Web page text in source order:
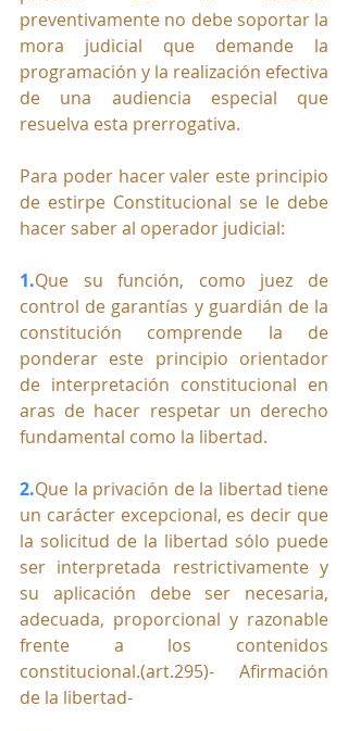
preventivamente no debe soportar la
mora judicial que demande la
programación y la realización efectiva
de una audiencia especial que
resuelva esta prerrogativa.
Para poder hacer valer este principio
de estirpe Constitucional se le debe
hacer saber al operador judicial:
1.Que su función, como juez de
control de garantías y guardián de la
constitución comprende la de
ponderar este principio orientador
de interpretación constitucional en
aras de hacer respetar un derecho
fundamental como la libertad.
2.Que la privación de la libertad tiene
un carácter excepcional, es decir que
la solicitud de la libertad sólo puede
ser interpretada restrictivamente y
su aplicación debe ser necesaria,
adecuada, proporcional y razonable
frente a los contenidos
constitucional.(art.295)- Afirmación
de la libertad-